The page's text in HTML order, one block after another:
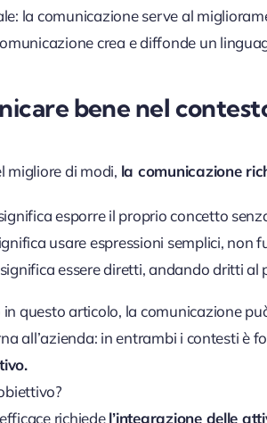
la comunicazione serve al
crea e diffonde un
bene nel
migliore di modi, la comunicazione
esporre il proprio concetto
usare espressioni semplici,
essere diretti, andando dritti al
questo articolo, la comunicazione
all’azienda: in entrambi i contesti è
richiedel’integrazione delle